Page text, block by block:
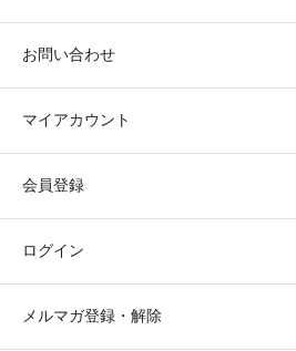
お問い合わせ
マイアカウント
会員登録
ログイン
メルマガ登録・解除